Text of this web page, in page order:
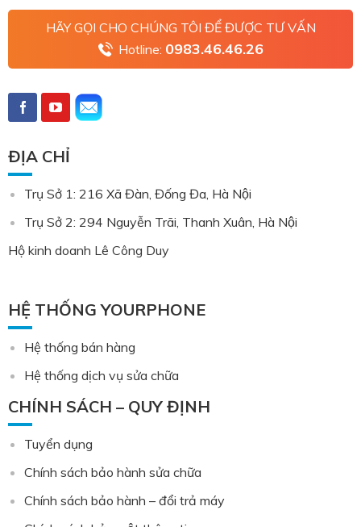
HÃY GỌI CHO CHÚNG TÔI ĐỂ ĐƯỢC TƯ VẤN
Hotline: 0983.46.46.26
ĐỊA CHỈ
Trụ Sở 1: 216 Xã Đàn, Đống Đa, Hà Nội
Trụ Sở 2: 294 Nguyễn Trãi, Thanh Xuân, Hà Nội
Hộ kinh doanh Lê Công Duy
HỆ THỐNG YOURPHONE
Hệ thống bán hàng
Hệ thống dịch vụ sửa chữa
CHÍNH SÁCH – QUY ĐỊNH
Tuyển dụng
Chính sách bảo hành sửa chữa
Chính sách bảo hành – đổi trả máy